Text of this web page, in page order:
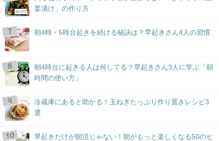
BLOG
姜漬け」の作り方
朝4時・5時台起きを続ける秘訣は？早起きさん4人の習慣
朝4時台に起きる人は何してる？早起きさん3人に学ぶ「朝
時間の使い方」
冷蔵庫にあると助かる！玉ねぎたっぷり作り置きレシピ3
選
早起きだけが朝活じゃない！朝がもっと楽しくなる50のヒ